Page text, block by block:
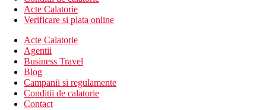
Acte Calatorie
Verificare si plata online
Acte Calatorie
Agentii
Business Travel
Blog
Campanii si regulamente
Conditii de calatorie
Contact